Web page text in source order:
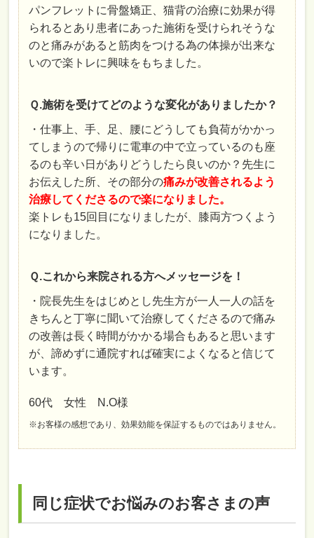
パンフレットに骨盤矯正、猫背の治療に効果が得
られるとあり患者にあった施術を受けられそうな
のと痛みがあると筋肉をつける為の体操が出来な
いので楽トレに興味をもちました。
Ｑ.施術を受けてどのような変化がありましたか？
・仕事上、手、足、腰にどうしても負荷がかかっ
てしまうので帰りに電車の中で立っているのも座
るのも辛い日がありどうしたら良いのか？先生に
お伝えした所、その部分の痛みが改善されるよう
治療してくださるので楽になりました。
楽トレも15回目になりましたが、膝両方つくよう
になりました。
Ｑ.これから来院される方へメッセージを！
・院長先生をはじめとし先生方が一人一人の話を
きちんと丁寧に聞いて治療してくださるので痛み
の改善は長く時間がかかる場合もあると思います
が、諦めずに通院すれば確実によくなると信じて
います。
60代 女性 N.O様
※お客様の感想であり、効果効能を保証するものではありません。
同じ症状でお悩みのお客さまの声